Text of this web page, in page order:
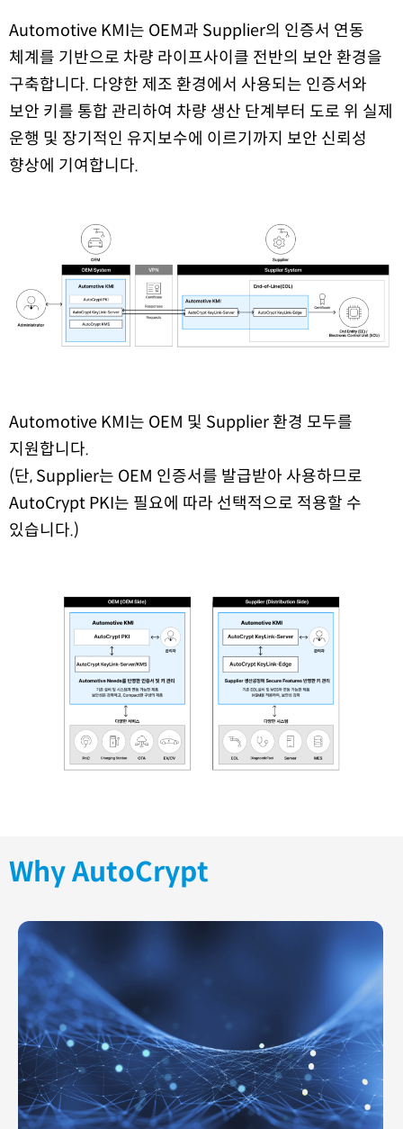
Automotive KMI는 OEM과 Supplier의 인증서 연동
체계를 기반으로 차량 라이프사이클 전반의 보안 환경을
구축합니다. 다양한 제조 환경에서 사용되는 인증서와
보안 키를 통합 관리하여 차량 생산 단계부터 도로 위 실제
운행 및 장기적인 유지보수에 이르기까지 보안 신뢰성
향상에 기여합니다.
Automotive KMI는 OEM 및 Supplier 환경 모두를
지원합니다.
(단, Supplier는 OEM 인증서를 발급받아 사용하므로
AutoCrypt PKI는 필요에 따라 선택적으로 적용할 수
있습니다.)
Why AutoCrypt